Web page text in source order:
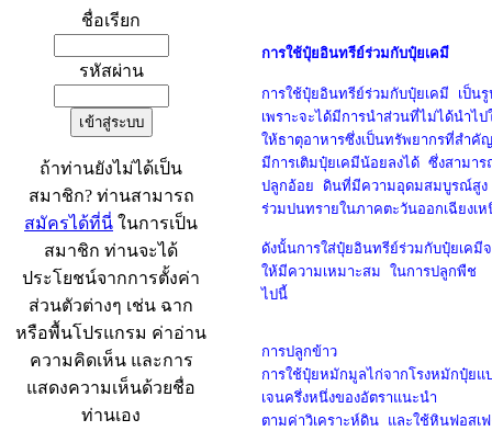
ชื่อเรียก
รหัสผ่าน
ถ้าท่านยังไม่ได้เป็น
สมาชิก? ท่านสามารถ
สมัครได้ที่นี่ ในการเป็น
สมาชิก ท่านจะได้
ประโยชน์จากการตั้งค่า
ส่วนตัวต่างๆ เช่น ฉาก
หรือพื้นโปรแกรม ค่าอ่าน
ความคิดเห็น และการ
แสดงความเห็นด้วยชื่อ
ท่านเอง
การใช้ปุ๋ยอินทรีย์ร่วมกับปุ๋ยเคมี
การใช้ปุ๋ยอินทรีย์ร่วมกับปุ๋ยเคมี เป็น
เพราะจะได้มีการนำส่วนที่ไม่ได้นำ
ให้ธาตุอาหารซึ่งเป็นทรัพยากรที่สำ
มีการเติมปุ๋ยเคมีน้อยลงได้ ซึ่งสามา
ปลูกอ้อย ดินที่มีความอุดมสมบูรณ์สูง
ร่วมปนทรายในภาคตะวันออกเฉีย
ดังนั้นการใส่ปุ๋ยอินทรีย์ร่วมกับปุ๋ยเค
ให้มีความเหมาะสม ในการปลูกพืช
ไปนี้
การปลูกข้าว
การใช้ปุ๋ยหมักมูลไก่จากโรงหมักปุ๋
เจนครึ่งหนึ่งของอัตราแนะนำ
ตามค่าวิเคราะห์ดิน และใช้หินฟอ